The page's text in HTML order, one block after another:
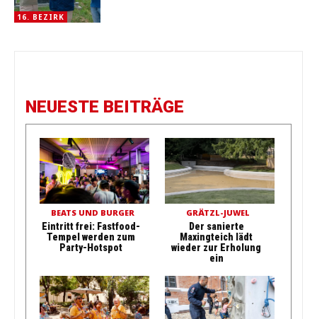
16. BEZIRK
NEUESTE BEITRÄGE
BEATS UND BURGER
Eintritt frei: Fastfood-
Tempel werden zum
Party-Hotspot
GRÄTZL-JUWEL
Der sanierte
Maxingteich lädt
wieder zur Erholung
ein